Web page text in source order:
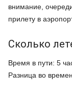
внимание,
прилету в
Сколько
Время в пути: 5
Разница во